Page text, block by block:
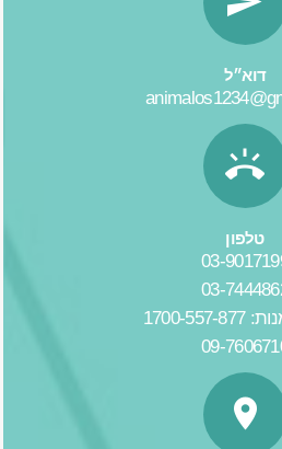
דוא״ל
טלפון
03-
03-
557-877
09-